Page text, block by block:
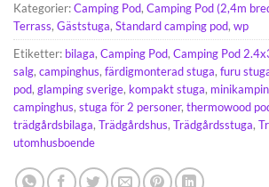
Kategorier:Camping Pod, Camping Pod (2,4m
Terrass, Gäststuga, Standard camping pod, wp
Etiketter: bilaga, Camping Pod, Camping Pod
salg, campinghus, färdigmonterad stuga, furu
pod, glamping sverige, kompakt stuga,
campinghus, stuga för 2 personer, thermowood
trädgårdsbilaga, Trädgårdshus, Trädgårdsstuga,
utomhusboende